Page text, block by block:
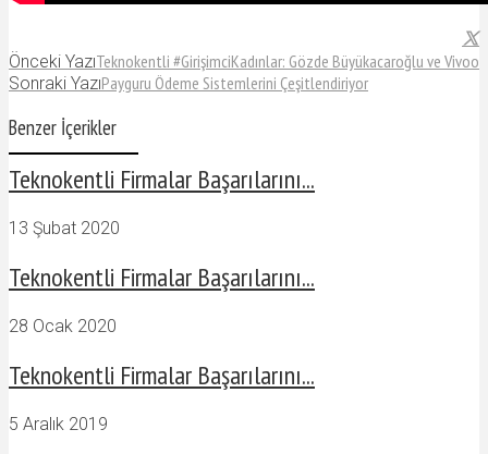
Önceki YazıTeknokentli #GirişimciKadınlar: Gözde Büyükacaroğlu ve Vivoo
Sonraki YazıPayguru Ödeme Sistemlerini Çeşitlendiriyor
Benzer İçerikler
Teknokentli Firmalar Başarılarını...
13 Şubat 2020
Teknokentli Firmalar Başarılarını...
28 Ocak 2020
Teknokentli Firmalar Başarılarını...
5 Aralık 2019